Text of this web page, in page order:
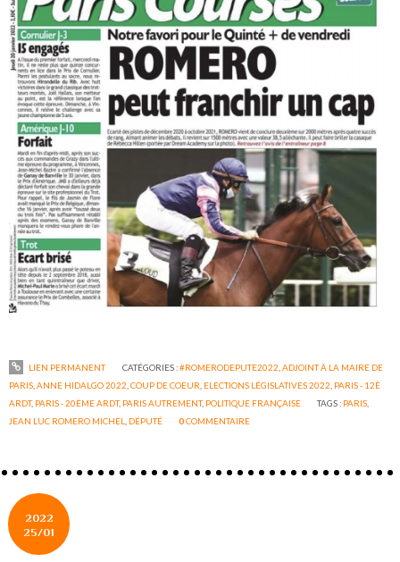
LIEN PERMANENT CATÉGORIES :#ROMERODEPUTE2022 ADJOINT À LA MAIRE DE
PARIS ,ANNE HIDALGO 2022 ,COUP DE COEUR ELECTIONS LÉGISLATIVES 2022 PARIS - 12È
ARDT, PARIS - 20ÈME ARDT, PARIS AUTREMENT, POLITIQUE FRANÇAISE TAGS : PARIS
JEAN LUC ROMERO MICHEL
DÉPUTÉ 0COMMENTAIRE
2022
25/01